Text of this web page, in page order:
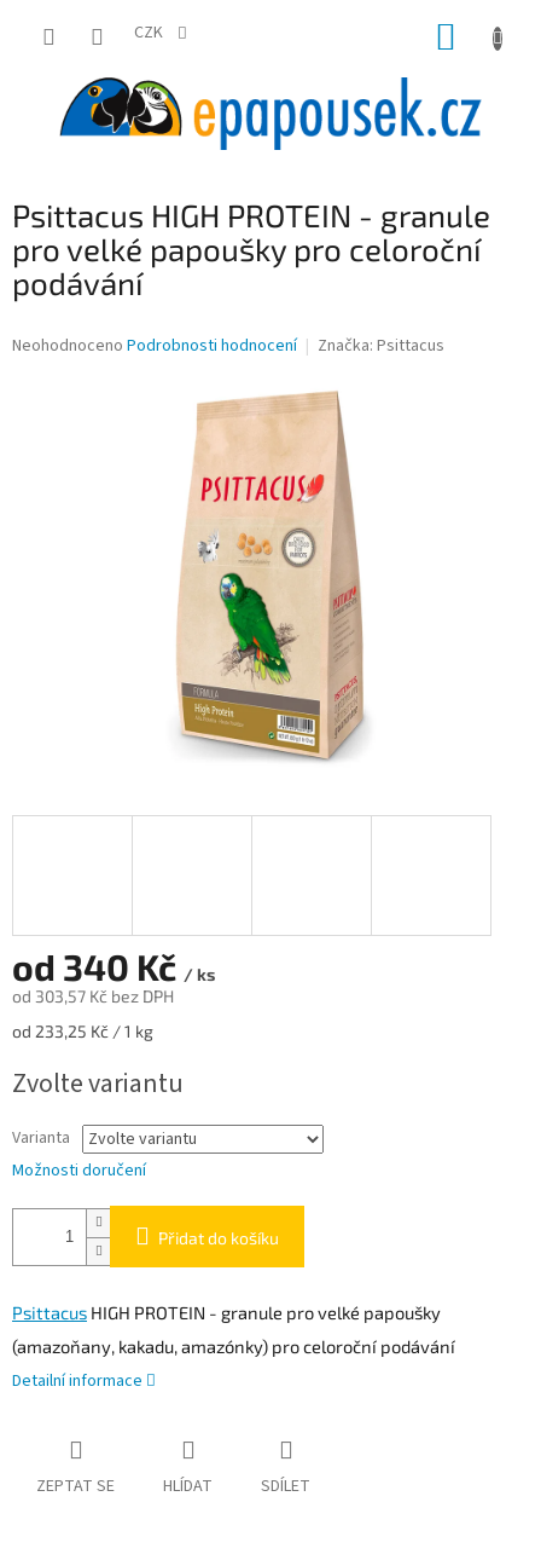
CZK
Psittacus HIGH PROTEIN - granule
pro velké papoušky pro celoroční
podávání
Průměrné
Neohodnoceno Podrobnosti hodnocení Značka: Psittacus
od 340 Kč / ks
od 303,57 Kč bez DPH
Měrná
od 233,25 Kč / 1 kg
Zvolte variantu
Varianta
Možnosti doručení
Přidat do košíku
Psittacus HIGH PROTEIN - granule pro velké papoušky
(amazoňany, kakadu, amazónky) pro celoroční podávání
Detailní informace
ZEPTAT SE HLÍDAT SDÍLET